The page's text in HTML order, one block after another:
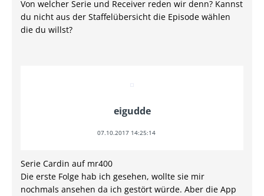
Von welcher Serie und Receiver reden wir denn? Kannst
du nicht aus der Staffelübersicht die Episode wählen
die du willst?
eigudde
07.10.2017 14:25:14
Serie Cardin auf mr400
Die erste Folge hab ich gesehen, wollte sie mir
nochmals ansehen da ich gestört würde. Aber die App